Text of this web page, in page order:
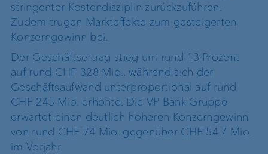
stringenter Kostendisziplin zurückzuführen.
Zudem trugen Markteffekte zum gesteigerten
Konzerngewinn bei.
Der Geschäftsertrag stieg um rund 13 Prozent
auf rund CHF 328 Mio., während sich der
Geschäftsaufwand unterproportional auf rund
CHF 245 Mio. erhöhte. Die VP Bank Gruppe
erwartet einen deutlich höheren Konzerngewinn
von rund CHF 74 Mio. gegenüber CHF 54.7 Mio.
im Vorjahr.